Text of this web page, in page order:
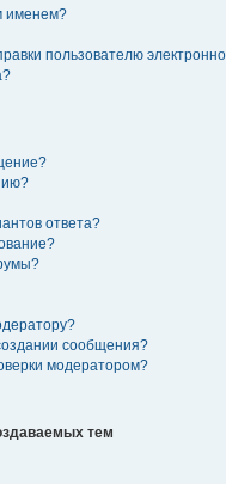
именем?
пользователю
ответа?
сообщения?
модератором?
тем